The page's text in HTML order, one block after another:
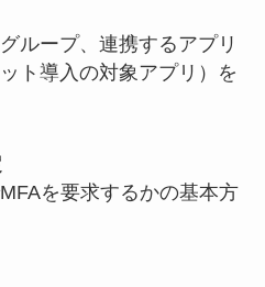
ループ、連携するアプリ
ト導入の対象アプリ）を
を要求するかの基本方